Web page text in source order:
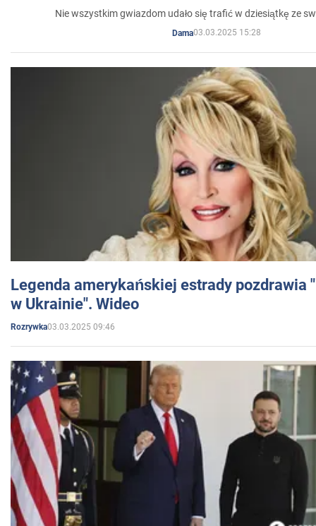
Nie wszystkim gwiazdom udało się trafić w dziesiątkę ze
Dama03.03.2025 15:28
Legenda amerykańskiej estrady pozdrawia
w Ukrainie". Wideo
Rozrywka03.03.2025 09:46